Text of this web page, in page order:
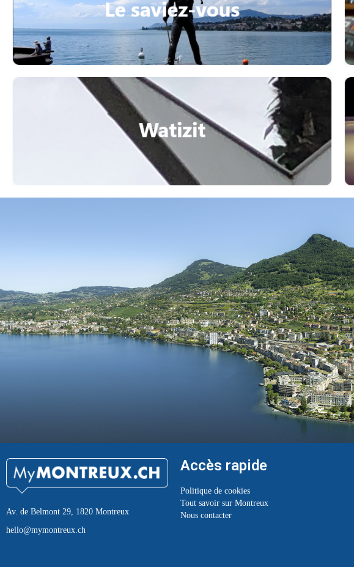
Av. de Belmont 29, 1820 Montreux
hello@mymontreux.ch
Accès rapide
Politique de cookies
Tout savoir sur Montreux
Nous contacter